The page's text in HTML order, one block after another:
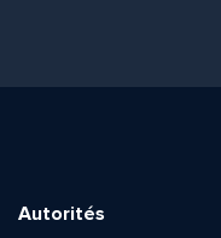
Autorités